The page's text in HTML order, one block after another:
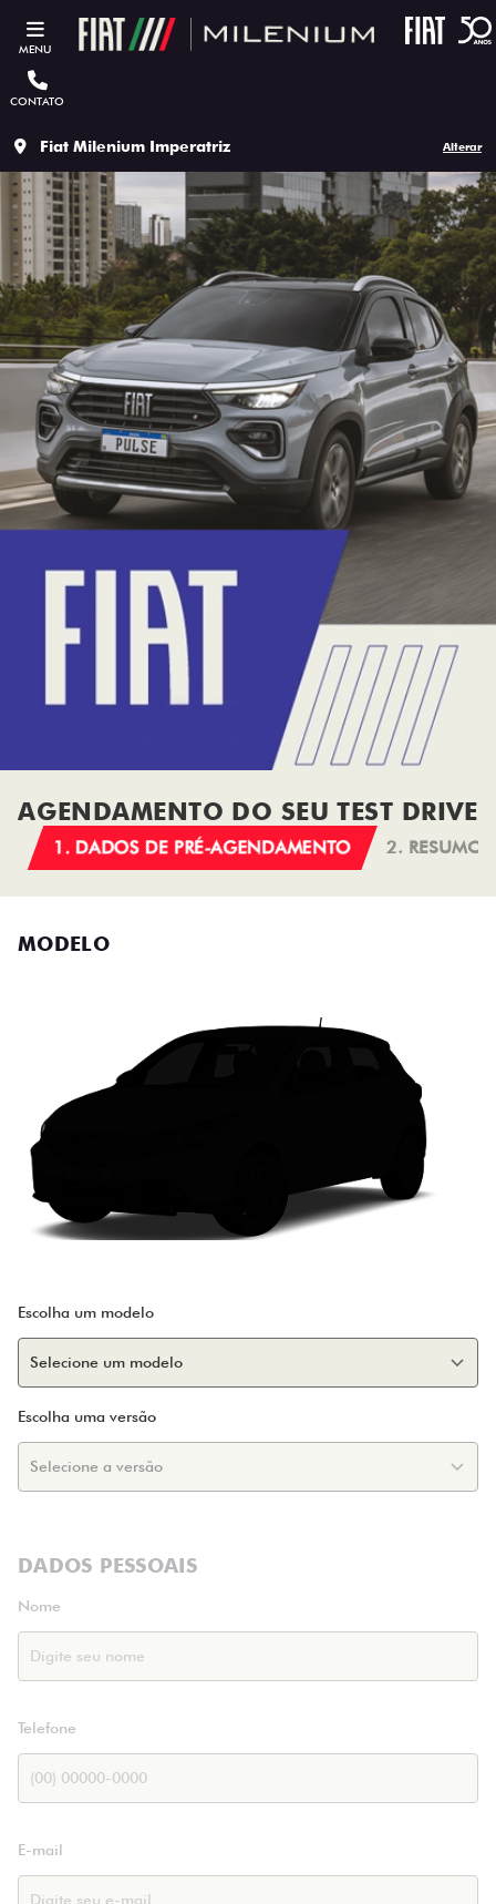
MENU
CONTATO
Fiat Milenium Imperatriz Alterar
AGENDAMENTO DO SEU TEST DRIVE
1. DADOS DE PRÉ-AGENDAMENTO 2. RESUMO
MODELO
Escolha um modelo
Escolha uma versão
DADOS PESSOAIS
Nome
Telefone
E-mail